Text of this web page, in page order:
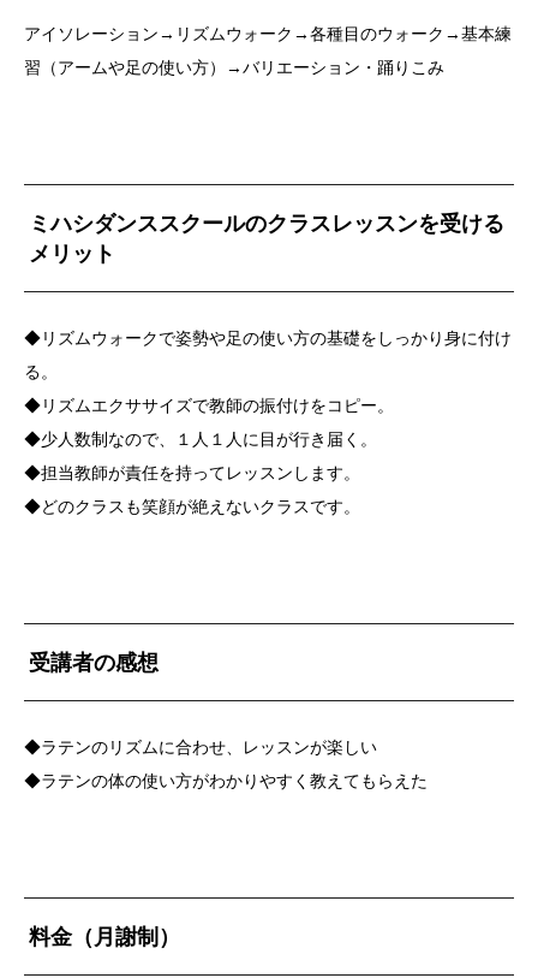
アイソレーション→リズムウォーク→各種目のウォーク→基本練
習（アームや足の使い方）→バリエーション・踊りこみ
ミハシダンススクールのクラスレッスンを受ける
メリット
◆リズムウォークで姿勢や足の使い方の基礎をしっかり身に付け
る。
◆リズムエクササイズで教師の振付けをコピー。
◆少人数制なので、１人１人に目が行き届く。
◆担当教師が責任を持ってレッスンします。
◆どのクラスも笑顔が絶えないクラスです。
受講者の感想
◆ラテンのリズムに合わせ、レッスンが楽しい
◆ラテンの体の使い方がわかりやすく教えてもらえた
料金（月謝制）